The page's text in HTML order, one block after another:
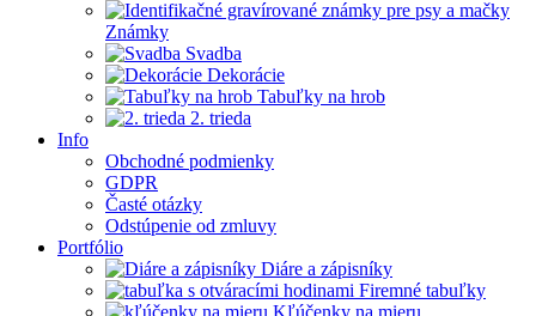
Známky
Svadba
Dekorácie
Tabuľky na hrob
2. trieda
Info
Obchodné podmienky
GDPR
Časté otázky
Odstúpenie od zmluvy
Portfólio
Diáre a zápisníky
Firemné tabuľky
Kľúčenky na mieru